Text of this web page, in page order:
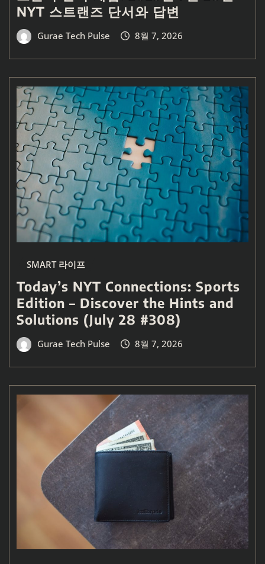
NYT 스트랜즈 단서와 답변
Gurae Tech Pulse 8월 7, 2026
SMART 라이프
Today’s NYT Connections: Sports
Edition – Discover the Hints and
Solutions (July 28 #308)
Gurae Tech Pulse 8월 7, 2026